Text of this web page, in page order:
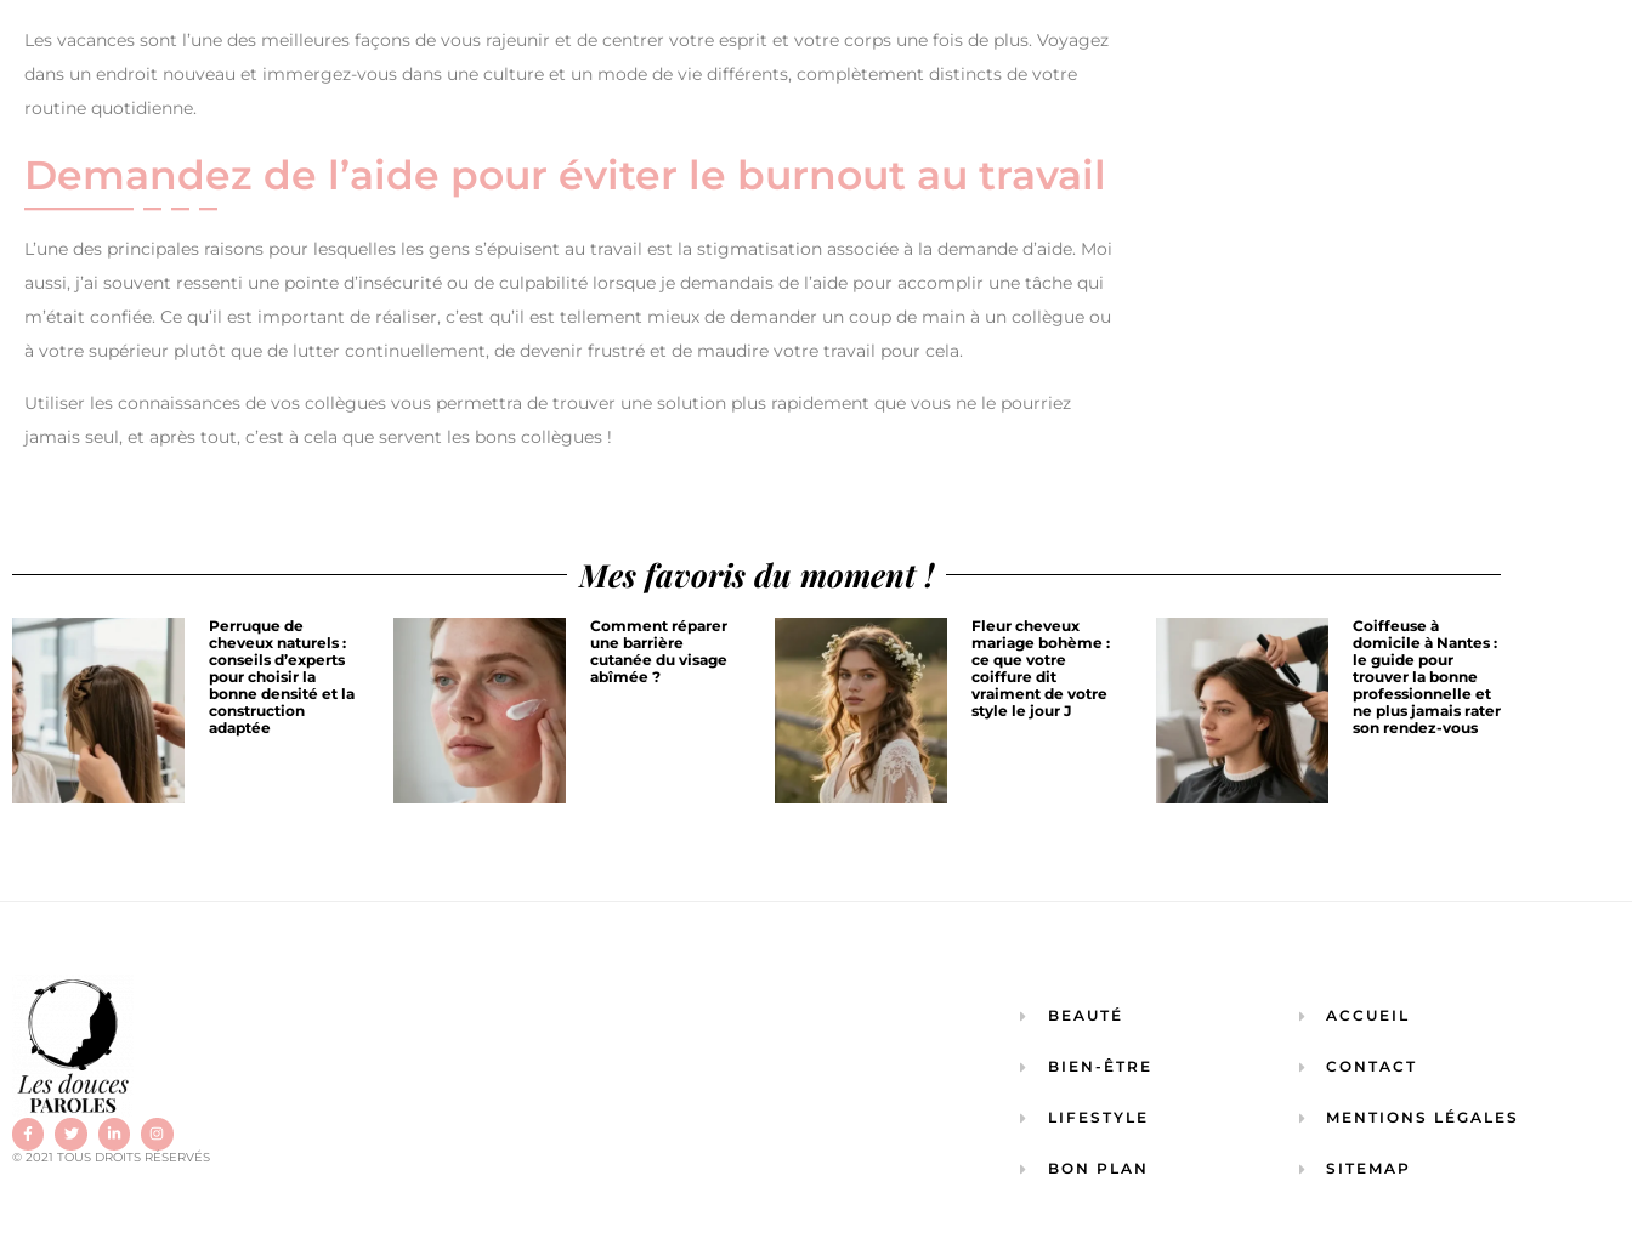
Les vacances sont l’une des meilleures façons de vous rajeunir et de centrer votre esprit et votre corps une fois de plus. Voyagez
dans un endroit nouveau et immergez-vous dans une culture et un mode de vie différents, complètement distincts de votre
routine quotidienne.
Demandez de l’aide pour éviter le burnout au travail
L’une des principales raisons pour lesquelles les gens s’épuisent au travail est la stigmatisation associée à la demande d’aide. Moi
aussi, j’ai souvent ressenti une pointe d’insécurité ou de culpabilité lorsque je demandais de l’aide pour accomplir une tâche qui
m’était confiée. Ce qu’il est important de réaliser, c’est qu’il est tellement mieux de demander un coup de main à un collègue ou
à votre supérieur plutôt que de lutter continuellement, de devenir frustré et de maudire votre travail pour cela.
Utiliser les connaissances de vos collègues vous permettra de trouver une solution plus rapidement que vous ne le pourriez
jamais seul, et après tout, c’est à cela que servent les bons collègues !
Mes favoris du moment !
Perruque de
cheveux naturels :
conseils d’experts
pour choisir la
bonne densité et la
construction
adaptée
Comment réparer
une barrière
cutanée du visage
abîmée ?
Fleur cheveux
mariage bohème :
ce que votre
coiffure dit
vraiment de votre
style le jour J
Coiffeuse à
domicile à Nantes :
le guide pour
trouver la bonne
professionnelle et
ne plus jamais rater
son rendez-vous
© 2021 TOUS DROITS RÉSERVÉS
BEAUTÉ
BIEN-ÊTRE
LIFESTYLE
BON PLAN
ACCUEIL
CONTACT
MENTIONS LÉGALES
SITEMAP